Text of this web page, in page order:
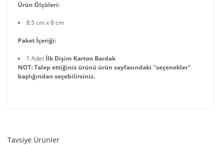
Ürün Ölçüleri:
8.5 cm x 8 cm
Paket İçeriği:
1 Adet İlk Dişim Karton Bardak
NOT: Talep ettiğiniz ürünü ürün sayfasındaki ''seçenekler''
başlığından seçebilirsiniz.
Tavsiye Ürünler